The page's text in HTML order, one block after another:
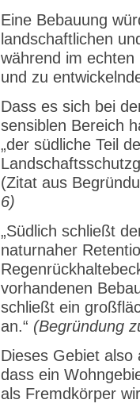
Eine Bebauung
landschaftlichen
während im
und zu
Dass es sich bei
sensiblen Bereich
„der südliche Teil
(Zitat aus
6)
„Südlich schließt
naturnaher
vorhandenen
schließt ein
an.“ (Begründung
Dieses Gebiet
dass ein
als Fremdkörper